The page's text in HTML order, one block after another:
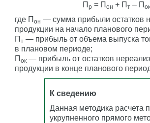
П р = П он + П т – П ок
где П он — сумма прибыли остатков
продукции на начало планового
П т — прибыль от объема выпуска
в плановом периоде;
П ок — прибыль от остатков
продукции в конце планового
К сведению
Данная методика расчета
укрупненного прямого